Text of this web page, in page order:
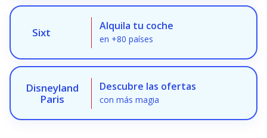
Sixt Alquila tu coche
en +80 países
Disneyland
Paris
Descubre las ofertas
con más magia